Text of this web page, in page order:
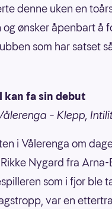
denne uken en
ønsker åpenbart å
som har satset
kan fa sin debut
– Klepp,
i Vålerenga om
Nygard fra Arna-
som i fjor ble
var en